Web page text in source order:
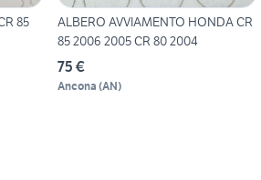
85
ALBERO AVVIAMENTO HONDA CR
85 2006 2005 CR 80 2004
75 €
Ancona (AN)